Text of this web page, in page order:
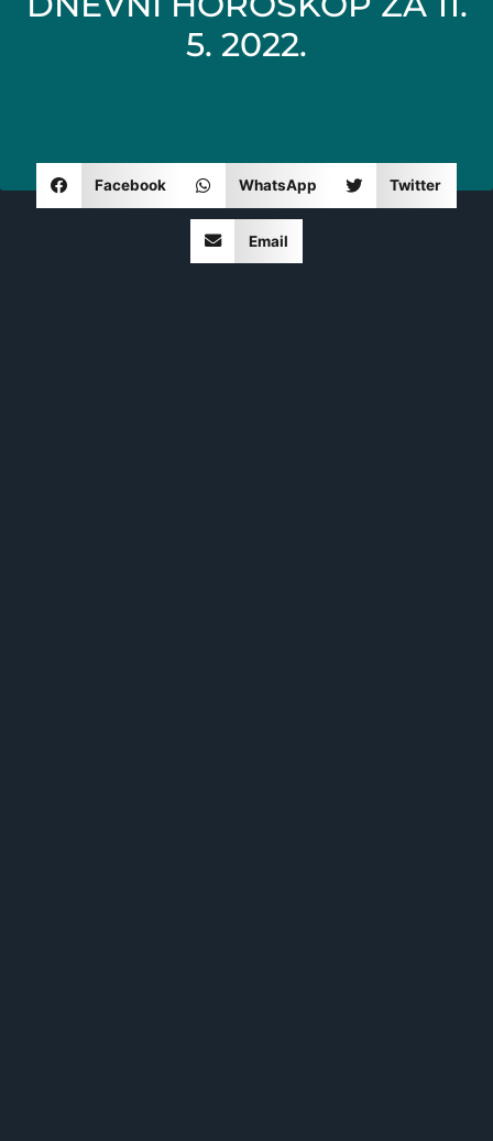
5. 2022.
Facebook WhatsApp Twitter
Email